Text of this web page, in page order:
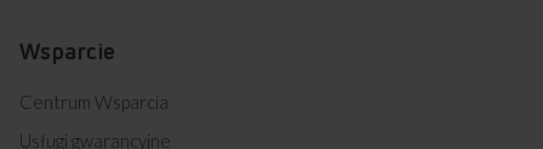
Wsparcie
Centrum Wsparcia
Usługi gwarancyjne